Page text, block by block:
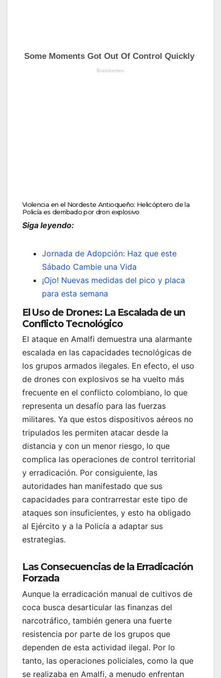
Violencia en el Nordeste Antioqueño: Helicóptero de la
Policía es derribado por dron explosivo
Siga leyendo:
Jornada de Adopción: Haz que este
Sábado Cambie una Vida
¡Ojo! Nuevas medidas del pico y placa
para esta semana
El Uso de Drones: La Escalada de un
Conflicto Tecnológico
El ataque en Amalfi demuestra una alarmante
escalada en las capacidades tecnológicas de
los grupos armados ilegales. En efecto, el uso
de drones con explosivos se ha vuelto más
frecuente en el conflicto colombiano, lo que
representa un desafío para las fuerzas
militares. Ya que estos dispositivos aéreos no
tripulados les permiten atacar desde la
distancia y con un menor riesgo, lo que
complica las operaciones de control territorial
y erradicación. Por consiguiente, las
autoridades han manifestado que sus
capacidades para contrarrestar este tipo de
ataques son insuficientes, y esto ha obligado
al Ejército y a la Policía a adaptar sus
estrategias.
Las Consecuencias de la Erradicación
Forzada
Aunque la erradicación manual de cultivos de
coca busca desarticular las finanzas del
narcotráfico, también genera una fuerte
resistencia por parte de los grupos que
dependen de esta actividad ilegal. Por lo
tanto, las operaciones policiales, como la que
se realizaba en Amalfi, a menudo enfrentan